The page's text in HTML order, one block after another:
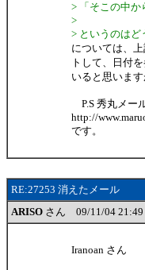
> 「そこの中か
>
> というのはど
については、
トして、日付
いると思いま
P.S 秀丸メー
http://
です。
RE:27253 消えたメール
ARISO さん 09/11/04 21:49
Iranoan さん